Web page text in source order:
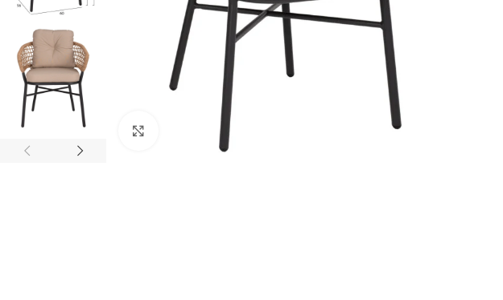
Κάντε κλικ για μεγέθυνση